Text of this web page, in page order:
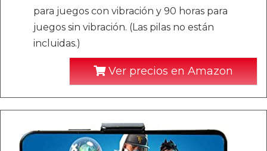
para juegos con vibración y 90 horas para
juegos sin vibración. (Las pilas no están
incluidas.)
Ver precios en Amazon